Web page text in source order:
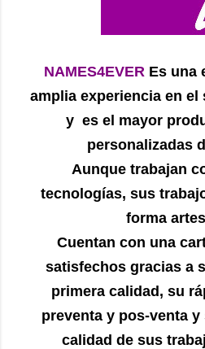
NAMES4EVEREs una
amplia experiencia en el
y es el mayor
personalizadas
Aunque trabajan
tecnologías, sus
forma
Cuentan con una
satisfechos gracias a
primera calidad, su
preventa y pos-venta
calidad de sus